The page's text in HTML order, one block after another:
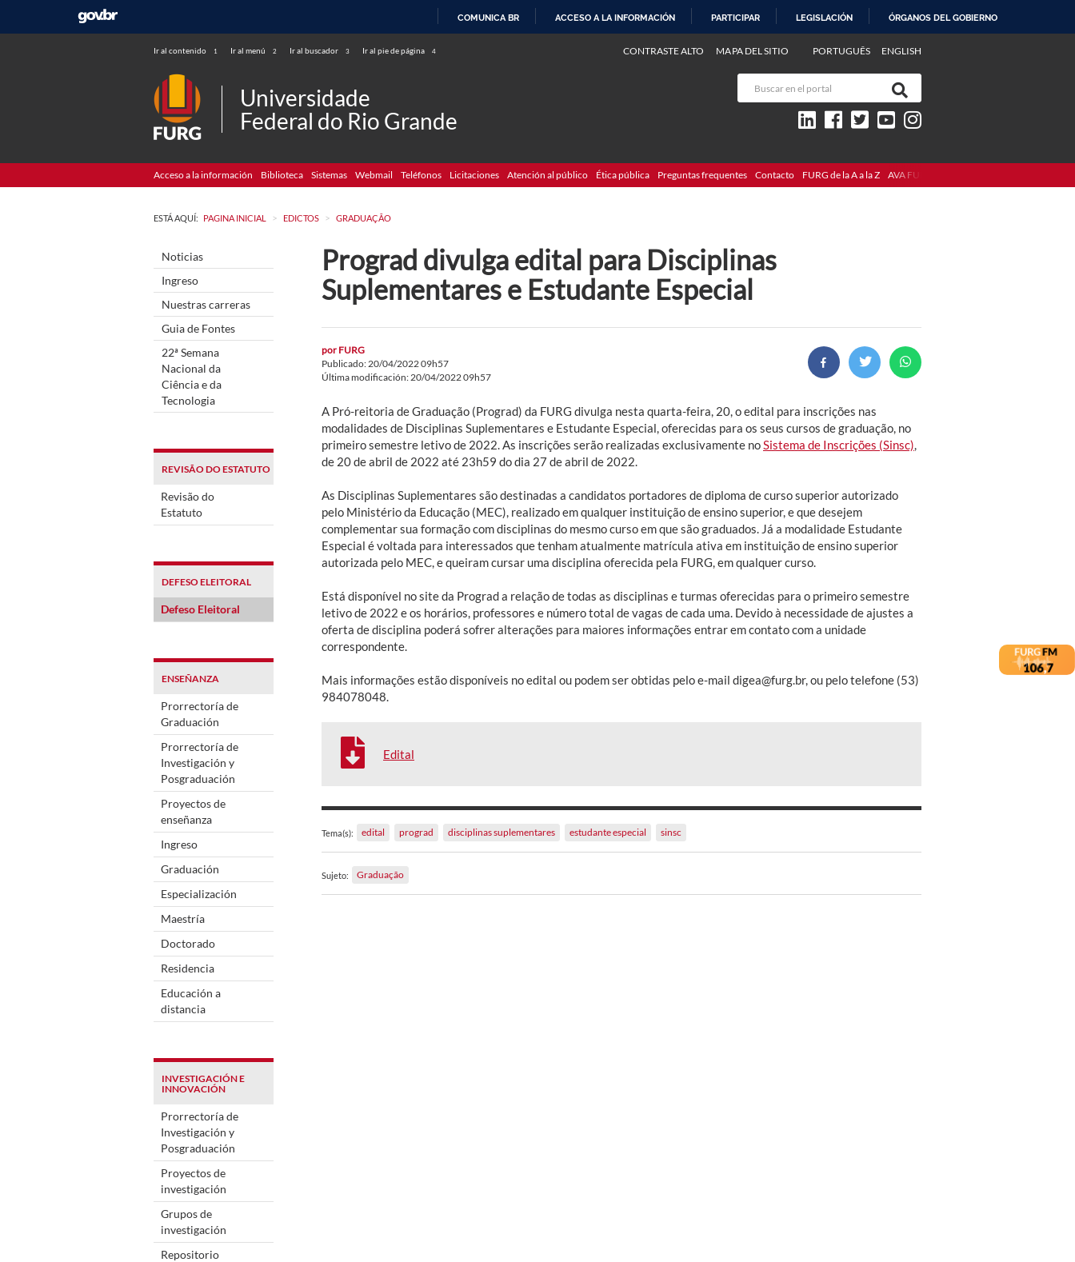
COMUNICA BR ACCESO A LA INFORMACIÓN PARTICIPAR LEGISLACIÓN ÓRGANOS DEL GOBIERNO
Ir al contenido 1 Ir al menú 2 Ir al buscador 3 Ir al pie de página 4 PORTUGUÊS ENGLISH
CONTRASTE ALTO MAPA DEL SITIO
Universidade
Federal do Rio Grande
Acceso a la información Biblioteca Sistemas Webmail Teléfonos Licitaciones Atención al público Ética pública Preguntas frequentes Contacto FURG de la A a la Z AVA FURG
ESTÁ AQUÍ: PAGINA INICIAL > EDICTOS > GRADUAÇÃO
Noticias
Ingreso
Nuestras carreras
Guia de Fontes
22ª Semana
Nacional da
Ciência e da
Tecnologia
REVISÃO DO ESTATUTO
Revisão do
Estatuto
DEFESO ELEITORAL
Defeso Eleitoral
ENSEÑANZA
Prorrectoría de
Graduación
Prorrectoría de
Investigación y
Posgraduación
Proyectos de
enseñanza
Ingreso
Graduación
Especialización
Maestría
Doctorado
Residencia
Educación a
distancia
INVESTIGACIÓN E
INNOVACIÓN
Prorrectoría de
Investigación y
Posgraduación
Proyectos de
investigación
Grupos de
investigación
Repositorio
Prograd divulga edital para Disciplinas
Suplementares e Estudante Especial
por FURG
Publicado: 20/04/2022 09h57
Última modificación: 20/04/2022 09h57
A Pró-reitoria de Graduação (Prograd) da FURG divulga nesta quarta-feira, 20, o edital para inscrições nas
modalidades de Disciplinas Suplementares e Estudante Especial, oferecidas para os seus cursos de graduação, no
primeiro semestre letivo de 2022. As inscrições serão realizadas exclusivamente no Sistema de Inscrições (Sinsc)
de 20 de abril de 2022 até 23h59 do dia 27 de abril de 2022.
As Disciplinas Suplementares são destinadas a candidatos portadores de diploma de curso superior autorizado
pelo Ministério da Educação (MEC), realizado em qualquer instituição de ensino superior, e que desejem
complementar sua formação com disciplinas do mesmo curso em que são graduados. Já a modalidade Estudante
Especial é voltada para interessados que tenham atualmente matrícula ativa em instituição de ensino superior
autorizada pelo MEC, e queiram cursar uma disciplina oferecida pela FURG, em qualquer curso.
Está disponível no site da Prograd a relação de todas as disciplinas e turmas oferecidas para o primeiro semestre
letivo de 2022 e os horários, professores e número total de vagas de cada uma. Devido à necessidade de ajustes a
oferta de disciplina poderá sofrer alterações para maiores informações entrar em contato com a unidade
correspondente.
Mais informações estão disponíveis no edital ou podem ser obtidas pelo e-mail digea@furg.br, ou pelo telefone (53)
984078048.
Edital
Tema(s): edital prograd disciplinas suplementares estudante especial sinsc
Sujeto: Graduação